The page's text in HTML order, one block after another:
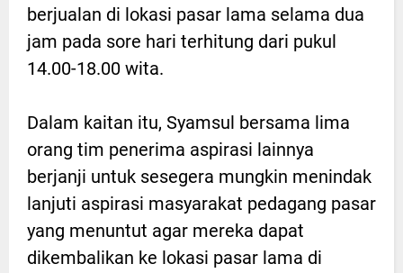
berjualan di lokasi pasar lama selama dua
jam pada sore hari terhitung dari pukul
14.00-18.00 wita.
Dalam kaitan itu, Syamsul bersama lima
orang tim penerima aspirasi lainnya
berjanji untuk sesegera mungkin menindak
lanjuti aspirasi masyarakat pedagang pasar
yang menuntut agar mereka dapat
dikembalikan ke lokasi pasar lama di